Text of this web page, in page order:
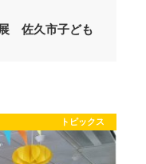
佐久市子ども
トピックス